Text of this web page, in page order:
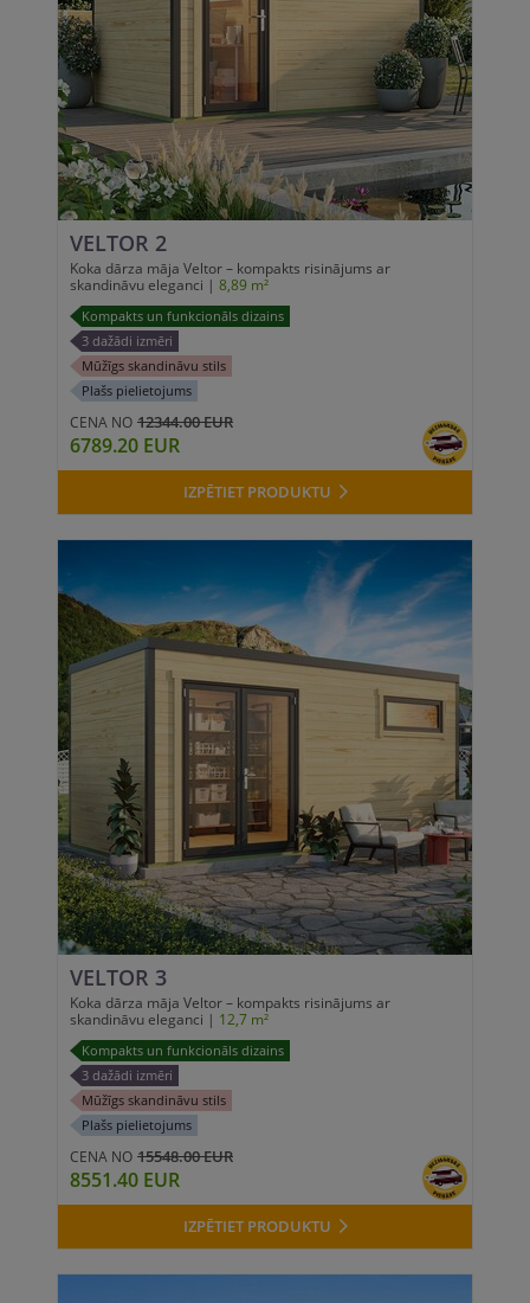
VELTOR 2
Koka dārza māja Veltor – kompakts risinājums ar
skandināvu eleganci | 8,89 m²
Kompakts un funkcionāls dizains
3 dažādi izmēri
Mūžīgs skandināvu stils
Plašs pielietojums
CENA NO 12344.00 EUR
6789.20 EUR
IZPĒTIET PRODUKTU
VELTOR 3
Koka dārza māja Veltor – kompakts risinājums ar
skandināvu eleganci | 12,7 m²
Kompakts un funkcionāls dizains
3 dažādi izmēri
Mūžīgs skandināvu stils
Plašs pielietojums
CENA NO 15548.00 EUR
8551.40 EUR
IZPĒTIET PRODUKTU